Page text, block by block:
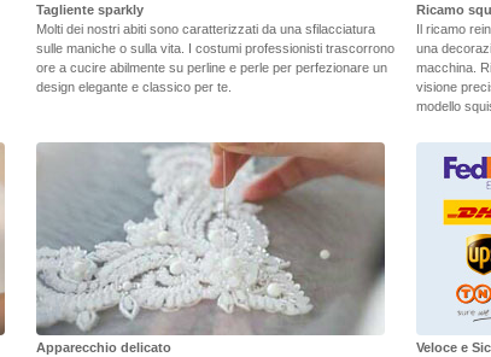
Tagliente sparkly
Molti dei nostri abiti sono caratterizzati da una sfilacciatura
sulle maniche o sulla vita. I costumi professionisti trascorrono
ore a cucire abilmente su perline e perle per perfezionare un
design elegante e classico per te.
Ricamo
Il ricamo
una
macchina.
visione
modello
Apparecchio delicato
Veloce e